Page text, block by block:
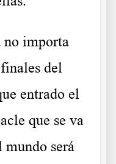
no importa
del
entrado el
que se va
mundo será